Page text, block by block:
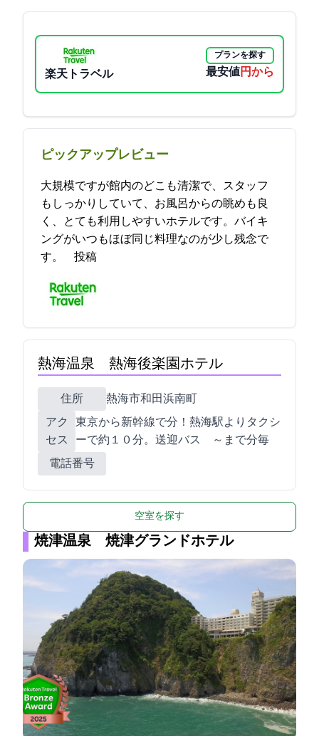
楽天トラベル
プランを探す
最安値11550円から
ピックアップレビュー
大規模ですが館内のどこも清潔で、スタッフ
もしっかりしていて、お風呂からの眺めも良
く、とても利用しやすいホテルです。バイキ
ングがいつもほぼ同じ料理なのが少し残念で
す。 2021-12-16 23:06:55投稿
熱海温泉 熱海後楽園ホテル
住所
熱海市和田浜南町10-1
アク
セス
東京から新幹線で50分！熱海駅よりタクシ
ーで約１０分。送迎バス 9:40～19:00まで40分毎
電話番号
空室を探す
焼津温泉 焼津グランドホテル